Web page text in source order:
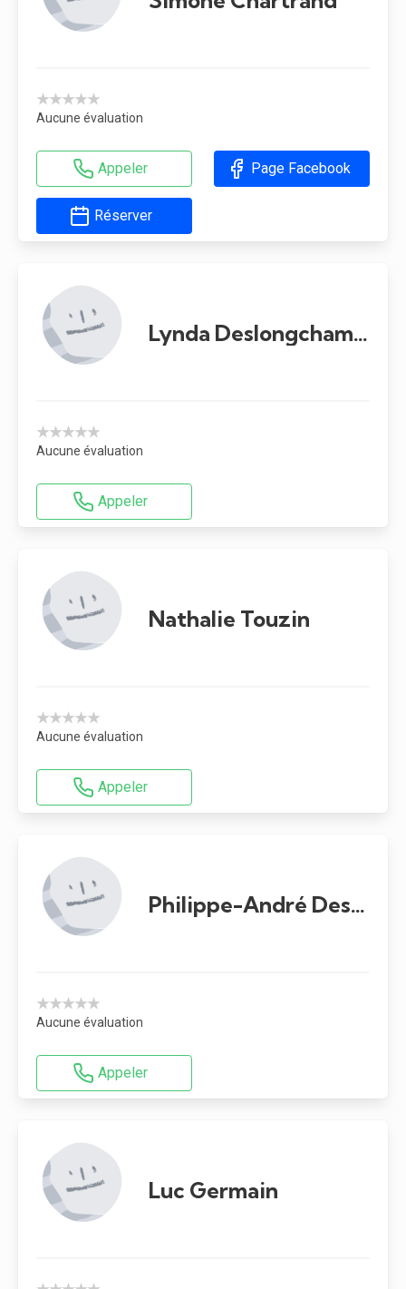
★★★★★
Aucune évaluation
Appeler Page Facebook
Réserver
Lynda Deslongchamps
★★★★★
Aucune évaluation
Appeler
Nathalie Touzin
★★★★★
Aucune évaluation
Appeler
Philippe-André Desrosiers
★★★★★
Aucune évaluation
Appeler
Luc Germain